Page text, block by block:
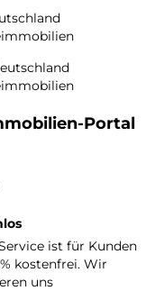
Portal
ist für Kunden
kostenfrei. Wir
uns